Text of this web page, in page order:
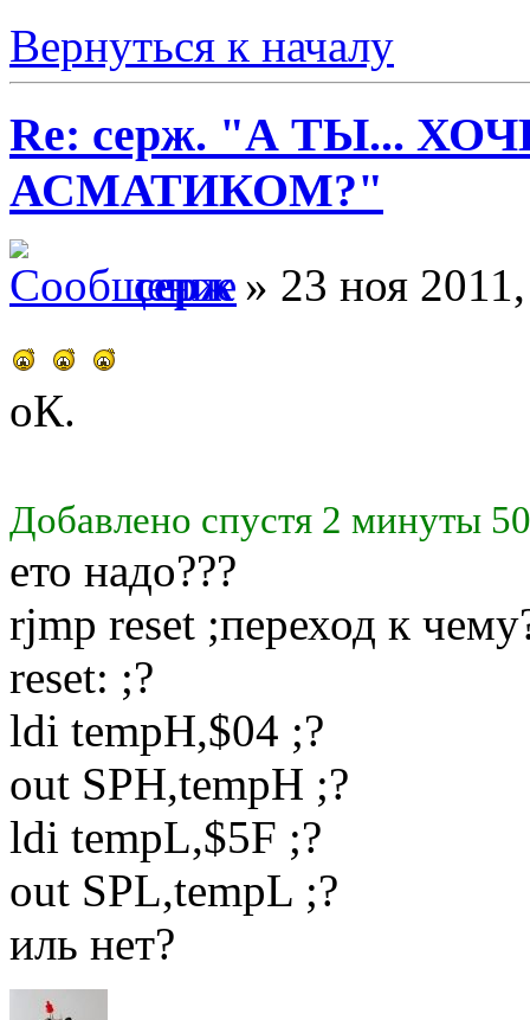
Вернуться к началу
Re: серж. "А ТЫ...
АСМАТИКОМ?"
серж» 23 ноя
оК.
Добавлено спустя 2 минуты
ето надо???
rjmp reset ;переход к
reset: ;?
ldi tempH,$04 ;?
out SPH,tempH ;?
ldi tempL,$5F ;?
out SPL,tempL ;?
иль нет?